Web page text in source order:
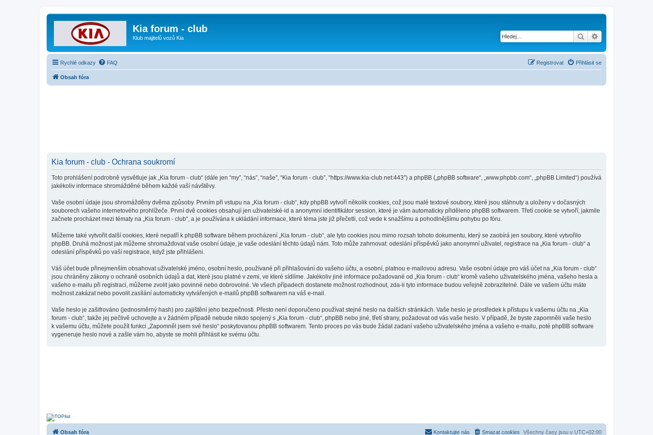
Kia forum - club
Klub majitelů vozů Kia Hledat
Rychlé odkazy FAQ Přihlásit se
Registrovat
Obsah fóra
Kia forum - club - Ochrana soukromí
Toto prohlášení podrobně vysvětluje jak „Kia forum - club“ (dále jen “my”, “nás”, “naše”, “Kia forum - club”, “https://www.kia-club.net:443”) a phpBB („phpBB software“, „www.phpbb.com“, „phpBB Limited“) používá
jakékoliv informace shromážděné během každé vaší návštěvy.
Vaše osobní údaje jsou shromážděny dvěma způsoby. Prvním při vstupu na „Kia forum - club“, kdy phpBB vytvoří několik cookies, což jsou malé textové soubory, které jsou stáhnuty a uloženy v dočasných
souborech vašeho internetového prohlížeče. První dvě cookies obsahují jen uživatelské-id a anonymní identifikátor session, které je vám automaticky přiděleno phpBB softwarem. Třetí cookie se vytvoří, jakmile
začnete procházet mezi tématy na „Kia forum - club“, a je používána k ukládání informace, které téma jste již přečetli, což vede k snažšímu a pohodlnějšímu pohybu po fóru.
Můžeme také vytvořit další cookies, které nepatří k phpBB software během procházení „Kia forum - club“, ale tyto cookies jsou mimo rozsah tohoto dokumentu, který se zaobírá jen soubory, které vytvořilo
phpBB. Druhá možnost jak můžeme shromažďovat vaše osobní údaje, je vaše odeslání těchto údajů nám. Toto může zahrnovat: odeslání příspěvků jako anonymní uživatel, registrace na „Kia forum - club“ a
odeslání příspěvků po vaší registrace, když jste přihlášeni.
Váš účet bude přinejmenším obsahovat uživatelské jméno, osobní heslo, používané při přihlašování do vašeho účtu, a osobní, platnou e-mailovou adresu. Vaše osobní údaje pro váš účet na „Kia forum - club“
jsou chráněny zákony o ochraně osobních údajů a dat, které jsou platné v zemi, ve které sídlíme. Jakékoliv jiné informace požadované od „Kia forum - club“ kromě vašeho uživatelského jména, vašeho hesla a
vašeho e-mailu při registraci, můžeme zvolit jako povinné nebo dobrovolné. Ve všech případech dostanete možnost rozhodnout, zda-li tyto informace budou veřejně zobrazitelné. Dále ve vašem účtu máte
možnost zakázat nebo povolit zasílání automaticky vytvářených e-mailů phpBB softwarem na váš e-mail.
Vaše heslo je zašifrováno (jednosměrný hash) pro zajištění jeho bezpečnosti. Přesto není doporučeno používat stejné heslo na dalších stránkách. Vaše heslo je prostředek k přístupu k vašemu účtu na „Kia
forum - club“, takže jej pečlivě uchovejte a v žádném případě nebude nikdo spojený s „Kia forum - club“, phpBB nebo jiné, třetí strany, požadovat od vás vaše heslo. V případě, že byste zapomněli vaše heslo
k vašemu účtu, můžete použít funkci „Zapomněl jsem své heslo“ poskytovanou phpBB softwarem. Tento proces po vás bude žádat zadaní vašeho uživatelského jména a vašeho e-mailu, poté phpBB software
vygeneruje heslo nové a zašle vám ho, abyste se mohli přihlásit ke svému účtu.
Obsah fóra Všechny časy jsou v UTC+02:00
Smazat cookies
Kontaktujte nás